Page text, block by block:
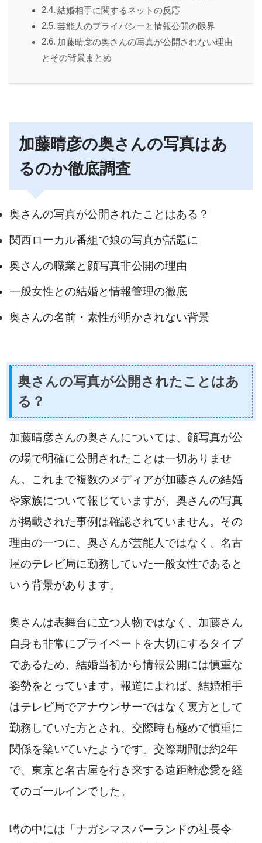
結婚相手に関するネットの反応
芸能人のプライバシーと情報公開の限界
加藤晴彦の奥さんの写真が公開されない理由
とその背景まとめ
加藤晴彦の奥さんの写真はあ
るのか徹底調査
奥さんの写真が公開されたことはある？
関西ローカル番組で娘の写真が話題に
奥さんの職業と顔写真非公開の理由
一般女性との結婚と情報管理の徹底
奥さんの名前・素性が明かされない背景
奥さんの写真が公開されたことはあ
る？
加藤晴彦さんの奥さんについては、顔写真が公
の場で明確に公開されたことは一切ありませ
ん。これまで複数のメディアが加藤さんの結婚
や家族について報じていますが、奥さんの写真
が掲載された事例は確認されていません。その
理由の一つに、奥さんが芸能人ではなく、名古
屋のテレビ局に勤務していた一般女性であると
いう背景があります。
奥さんは表舞台に立つ人物ではなく、加藤さん
自身も非常にプライベートを大切にするタイプ
であるため、結婚当初から情報公開には慎重な
姿勢をとっています。報道によれば、結婚相手
はテレビ局でアナウンサーではなく裏方として
勤務していた方とされ、交際時も極めて慎重に
関係を築いていたようです。交際期間は約2年
で、東京と名古屋を行き来する遠距離恋愛を経
てのゴールインでした。
噂の中には「ナガシマスパーランドの社長令